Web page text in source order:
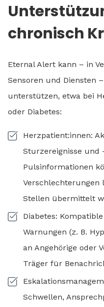
chronisch
Eternal Alert kann – in
Sensoren und Diensten
unterstützen, etwa bei
oder Diabetes:
Herzpatient:innen:
Sturzereignisse und
Pulsinformationen
Verschlechterungen
Stellen übermittelt
Diabetes:
Warnungen (z. B.
an Angehörige oder
Träger für
Schwellen,